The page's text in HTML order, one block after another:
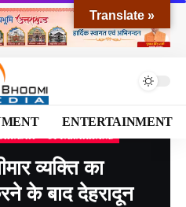
ENTERTAINMENT
>UTTARAKHAND>DEHRADUN
व्यक्ति का
के बाद देहरादून
Translate »